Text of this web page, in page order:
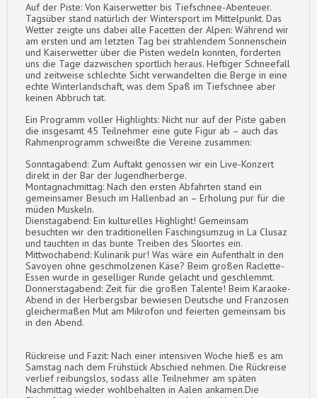
Auf der Piste: Von Kaiserwetter bis Tiefschnee-Abenteuer.
Tagsüber stand natürlich der Wintersport im Mittelpunkt. Das
Wetter zeigte uns dabei alle Facetten der Alpen: Während wir
am ersten und am letzten Tag bei strahlendem Sonnenschein
und Kaiserwetter über die Pisten wedeln konnten, forderten
uns die Tage dazwischen sportlich heraus. Heftiger Schneefall
und zeitweise schlechte Sicht verwandelten die Berge in eine
echte Winterlandschaft, was dem Spaß im Tiefschnee aber
keinen Abbruch tat.
Ein Programm voller Highlights: Nicht nur auf der Piste gaben
die insgesamt 45 Teilnehmer eine gute Figur ab – auch das
Rahmenprogramm schweißte die Vereine zusammen:
Sonntagabend: Zum Auftakt genossen wir ein Live-Konzert
direkt in der Bar der Jugendherberge.
Montagnachmittag: Nach den ersten Abfahrten stand ein
gemeinsamer Besuch im Hallenbad an – Erholung pur für die
müden Muskeln.
Dienstagabend: Ein kulturelles Highlight! Gemeinsam
besuchten wir den traditionellen Faschingsumzug in La Clusaz
und tauchten in das bunte Treiben des Skiortes ein.
Mittwochabend: Kulinarik pur! Was wäre ein Aufenthalt in den
Savoyen ohne geschmolzenen Käse? Beim großen Raclette-
Essen wurde in geselliger Runde gelacht und geschlemmt.
Donnerstagabend: Zeit für die großen Talente! Beim Karaoke-
Abend in der Herbergsbar bewiesen Deutsche und Franzosen
gleichermaßen Mut am Mikrofon und feierten gemeinsam bis
in den Abend.
Rückreise und Fazit: Nach einer intensiven Woche hieß es am
Samstag nach dem Frühstück Abschied nehmen. Die Rückreise
verlief reibungslos, sodass alle Teilnehmer am späten
Nachmittag wieder wohlbehalten in Aalen ankamen.Die